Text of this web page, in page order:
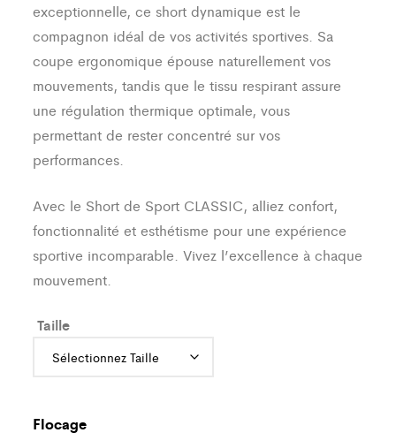
exceptionnelle, ce short dynamique est le
compagnon idéal de vos activités sportives. Sa
coupe ergonomique épouse naturellement vos
mouvements, tandis que le tissu respirant assure
une régulation thermique optimale, vous
permettant de rester concentré sur vos
performances.
Avec le Short de Sport CLASSIC, alliez confort,
fonctionnalité et esthétisme pour une expérience
sportive incomparable. Vivez l’excellence à chaque
mouvement.
Taille
Flocage